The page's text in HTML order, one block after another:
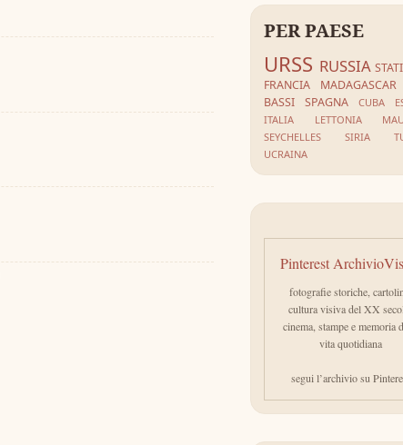
PER PAESE
URSS RUSSIA
FRANCIA
MADAGASCAR
BASSI
SPAGNA CUBA
ITALIA
LETTONIA
SEYCHELLES
SIRIA
UCRAINA
Pinterest
fotografie storiche,
cultura visiva del XX
cinema, stampe e memoria
vita quotidiana
segui l’archivio su